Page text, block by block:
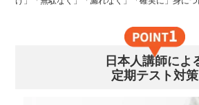
日本人講師によ
定期テスト対策